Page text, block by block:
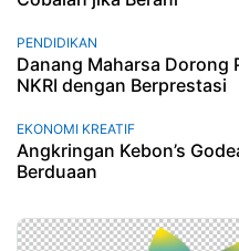
PENDIDIKAN
Danang Maharsa Dorong
NKRI dengan Berprestasi
EKONOMI KREATIF
Angkringan Kebon’s
Berduaan